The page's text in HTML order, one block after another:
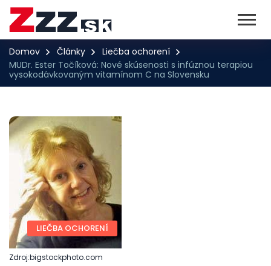
Domov Články
Liečba ochorení
MUDr. Ester Točíková: Nové skúsenosti s infúznou terapiou
vysokodávkovaným vitamínom C na Slovensku
LIEČBA OCHORENÍ
Zdroj:bigstockphoto.com